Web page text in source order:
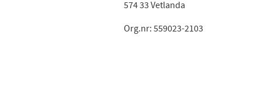
574 33 Vetlanda
Org.nr: 559023-2103